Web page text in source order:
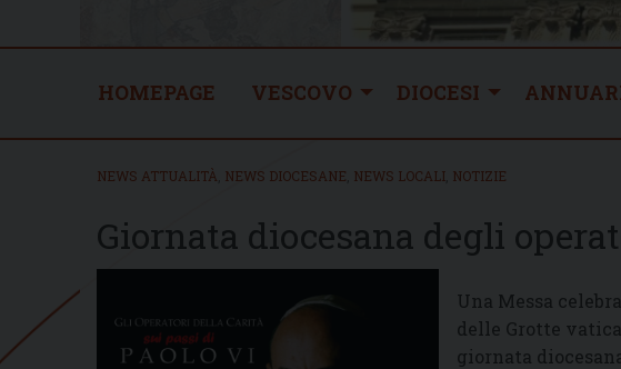
HOMEPAGE VESCOVO DIOCESI
NEWS ATTUALITÀ NEWS DIOCESANE NEWS LOCALI NOTIZIE
Giornata diocesana degli
Una Messa
delle Grotte
giornata